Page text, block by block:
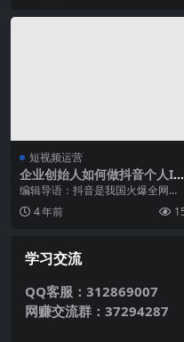
短视频运营
企业创始人如何做抖音个人I
P?
编辑导语：抖音是我国火爆全网的
短频平台，抖音IP指是在抖音这个
平台上打造的个人品...
4 年前
学习交流
QQ客服：312869007
网赚交流群：37294287